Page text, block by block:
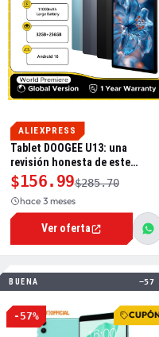
ALIEXPRESS
Tablet DOOGEE U13: una
revisión honesta de este
todoterreno Android
$156.99$285.70
hace 3 meses
Ver oferta
BUENA −57
-57%